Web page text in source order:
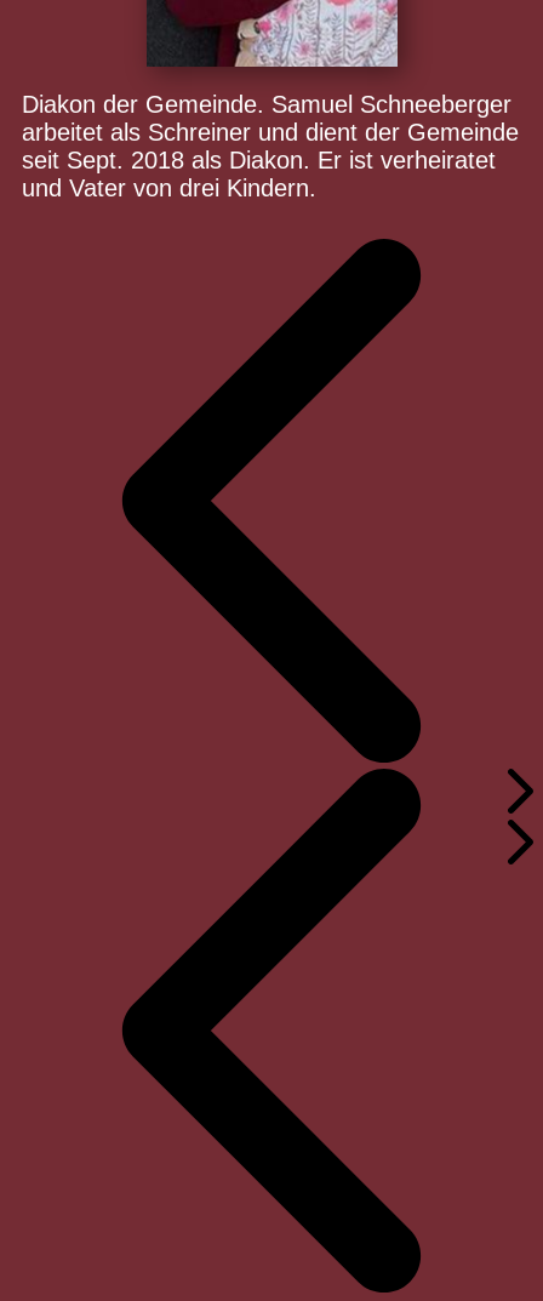
Diakon der Gemeinde. Samuel Schneeberger
arbeitet als Schreiner und dient der Gemeinde
seit Sept. 2018 als Diakon. Er ist verheiratet
und Vater von drei Kindern.